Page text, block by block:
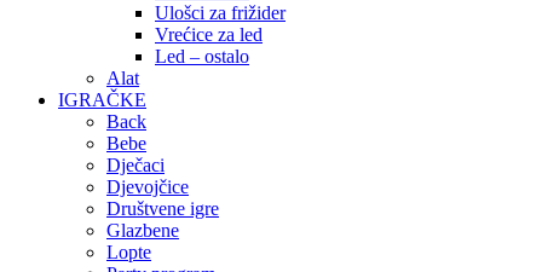
Ulošci za frižider
Vrećice za led
Led – ostalo
Alat
IGRAČKE
Back
Bebe
Dječaci
Djevojčice
Društvene igre
Glazbene
Lopte